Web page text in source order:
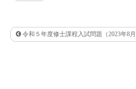
令和５年度修士課程入試問題（2023年8月